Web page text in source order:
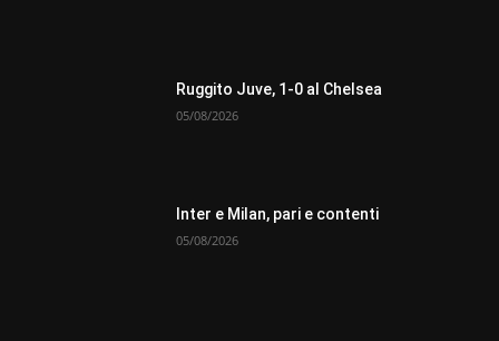
Ruggito Juve, 1-0 al Chelsea
05/08/2026
Inter e Milan, pari e contenti
05/08/2026